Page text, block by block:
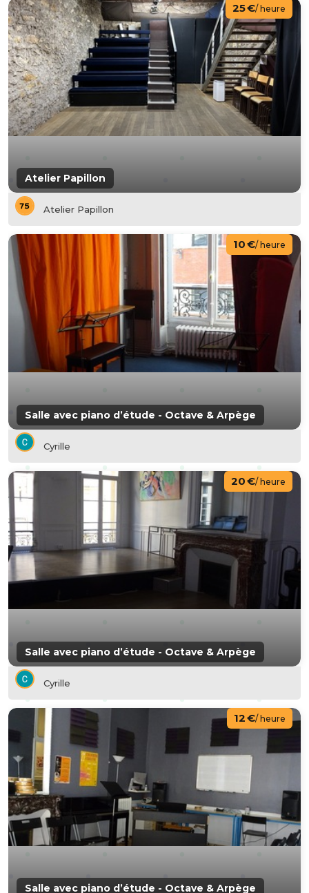
Atelier Papillon
25 €/ heure
Atelier Papillon
Salle avec piano d’étude - Octave & Arpège
10 €/ heure
Cyrille
Salle avec piano d’étude - Octave & Arpège
20 €/ heure
Cyrille
Salle avec piano d’étude - Octave & Arpège
12 €/ heure